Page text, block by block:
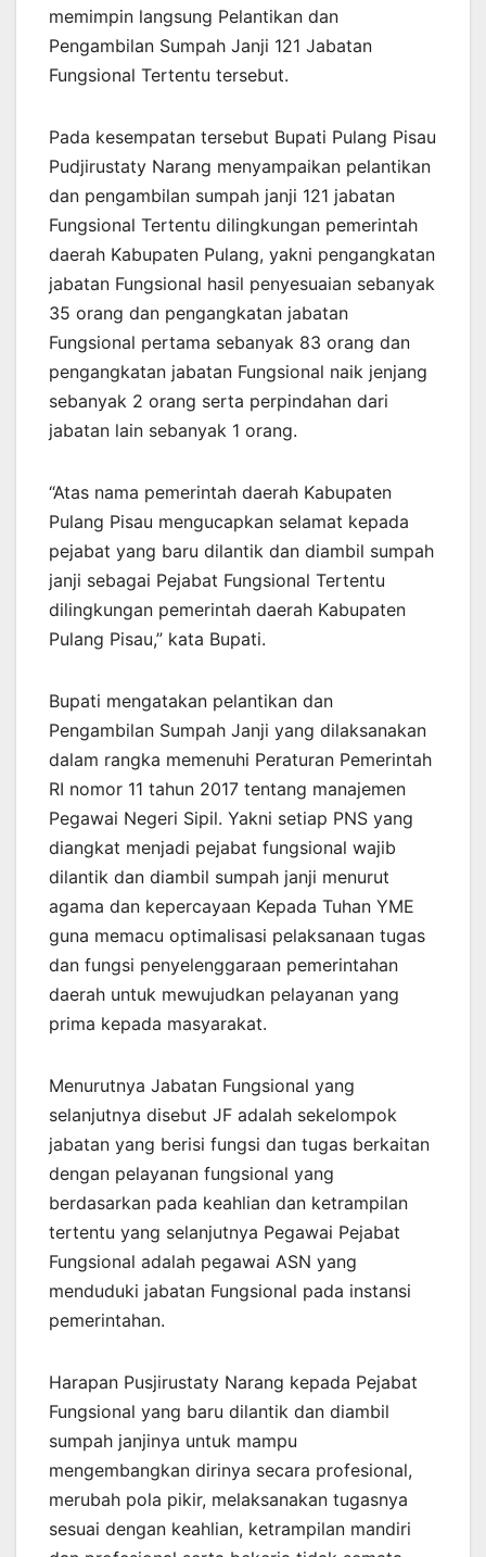
memimpin langsung Pelantikan dan
Pengambilan Sumpah Janji 121 Jabatan
Fungsional Tertentu tersebut.
Pada kesempatan tersebut Bupati Pulang Pisau
Pudjirustaty Narang menyampaikan pelantikan
dan pengambilan sumpah janji 121 jabatan
Fungsional Tertentu dilingkungan pemerintah
daerah Kabupaten Pulang, yakni pengangkatan
jabatan Fungsional hasil penyesuaian sebanyak
35 orang dan pengangkatan jabatan
Fungsional pertama sebanyak 83 orang dan
pengangkatan jabatan Fungsional naik jenjang
sebanyak 2 orang serta perpindahan dari
jabatan lain sebanyak 1 orang.
“Atas nama pemerintah daerah Kabupaten
Pulang Pisau mengucapkan selamat kepada
pejabat yang baru dilantik dan diambil sumpah
janji sebagai Pejabat Fungsional Tertentu
dilingkungan pemerintah daerah Kabupaten
Pulang Pisau,” kata Bupati.
Bupati mengatakan pelantikan dan
Pengambilan Sumpah Janji yang dilaksanakan
dalam rangka memenuhi Peraturan Pemerintah
RI nomor 11 tahun 2017 tentang manajemen
Pegawai Negeri Sipil. Yakni setiap PNS yang
diangkat menjadi pejabat fungsional wajib
dilantik dan diambil sumpah janji menurut
agama dan kepercayaan Kepada Tuhan YME
guna memacu optimalisasi pelaksanaan tugas
dan fungsi penyelenggaraan pemerintahan
daerah untuk mewujudkan pelayanan yang
prima kepada masyarakat.
Menurutnya Jabatan Fungsional yang
selanjutnya disebut JF adalah sekelompok
jabatan yang berisi fungsi dan tugas berkaitan
dengan pelayanan fungsional yang
berdasarkan pada keahlian dan ketrampilan
tertentu yang selanjutnya Pegawai Pejabat
Fungsional adalah pegawai ASN yang
menduduki jabatan Fungsional pada instansi
pemerintahan.
Harapan Pusjirustaty Narang kepada Pejabat
Fungsional yang baru dilantik dan diambil
sumpah janjinya untuk mampu
mengembangkan dirinya secara profesional,
merubah pola pikir, melaksanakan tugasnya
sesuai dengan keahlian, ketrampilan mandiri